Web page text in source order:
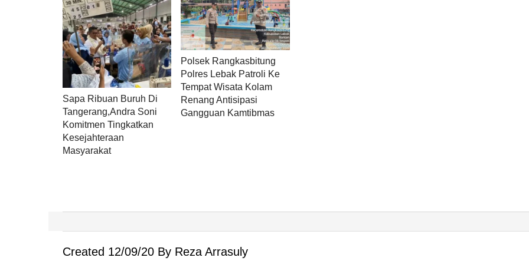
Sapa Ribuan Buruh Di
Tangerang,Andra Soni
Komitmen Tingkatkan
Kesejahteraan
Masyarakat
Polsek Rangkasbitung
Polres Lebak Patroli Ke
Tempat Wisata Kolam
Renang Antisipasi
Gangguan Kamtibmas
Created 12/09/20 By Reza Arrasuly